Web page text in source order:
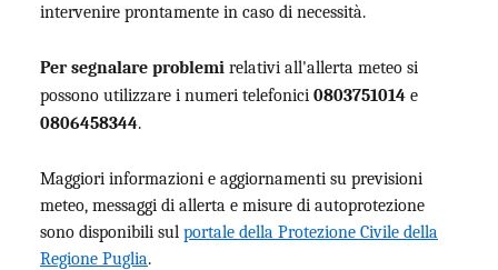
intervenire prontamente in caso di necessità.
Per segnalare problemi relativi all'allerta meteo si
possono utilizzare i numeri telefonici 0803751014 e
0806458344.
Maggiori informazioni e aggiornamenti su previsioni
meteo, messaggi di allerta e misure di autoprotezione
sono disponibili sul portale della Protezione Civile della
Regione Puglia.